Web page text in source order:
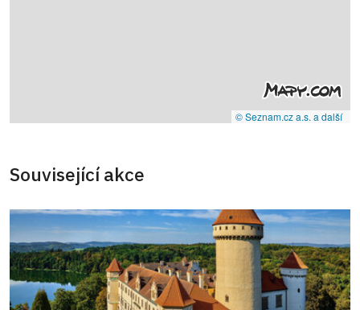
© Seznam.cz a.s. a další
Související akce